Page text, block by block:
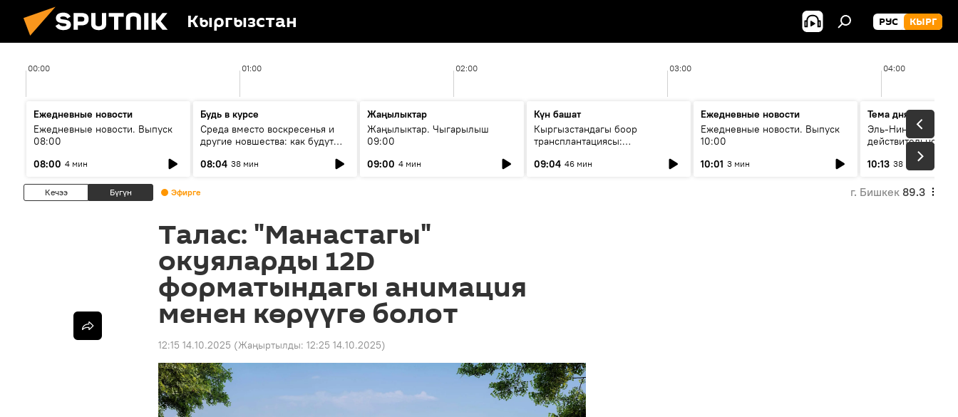
Кыргызстан РУС КЫРГ
00:00 01:00 02:00 03:00 04:00
Ежедневные новости
Ежедневные новости. Выпуск
08:00
08:00 4 мин
Будь в курсе
Среда вместо воскресенья и
другие новшества: как будут
08:04 38 мин
Жаңылыктар
Жаңылыктар. Чыгарылыш
09:00
09:00 4 мин
Күн башат
Кыргызстандагы боор
трансплантациясы:
келечеги
09:04 46 мин
Ежедневные новости
Ежедневные новости. Выпуск
10:00
10:01 3 мин
Тема дня
Эль-Ниньо, жара и
действительно
погоду в
10:13 38 мин
Кечээ Бүгүн Эфирге г. Бишкек 89.3
Талас: "Манастагы"
окуяларды 12D
форматындагы анимация
менен көрүүгө болот
12:15 14.10.2025 (Жаңыртылды: 12:25 14.10.2025)